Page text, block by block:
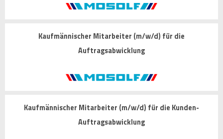
Kaufmännischer Mitarbeiter (m/w/d) für die
Auftragsabwicklung
Kaufmännischer Mitarbeiter (m/w/d) für die Kunden-
Auftragsabwicklung